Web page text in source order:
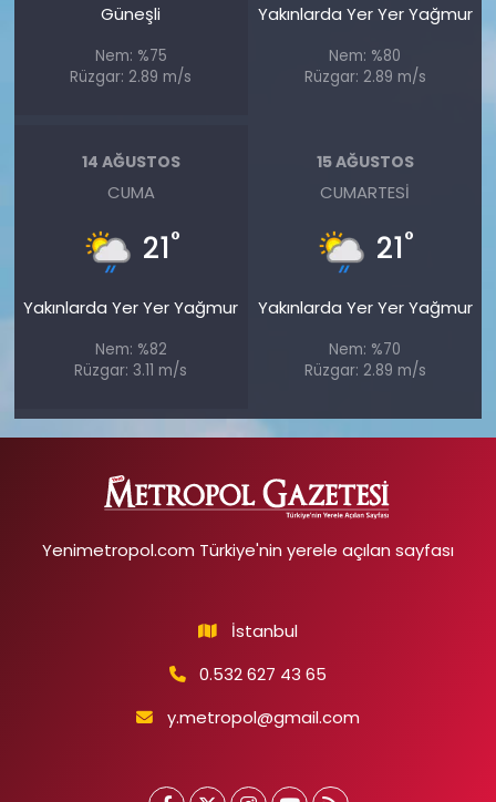
Güneşli
Nem: %75
Rüzgar: 2.89 m/s
Yakınlarda Yer Yer Yağmur
Nem: %80
Rüzgar: 2.89 m/s
14 AĞUSTOS
CUMA
21°
Yakınlarda Yer Yer Yağmur
Nem: %82
Rüzgar: 3.11 m/s
15 AĞUSTOS
CUMARTESI
21°
Yakınlarda Yer Yer Yağmur
Nem: %70
Rüzgar: 2.89 m/s
Yenimetropol.com Türkiye'nin yerele açılan sayfası
İstanbul
0.532 627 43 65
y.metropol@gmail.com